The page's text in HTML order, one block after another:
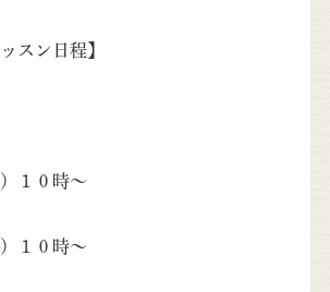
スン日程】
１０時～
１０時～